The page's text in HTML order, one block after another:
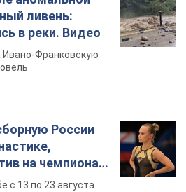
ливень:
в реки. Видео
Ивано-Франковскую
России
на чемпионат
с 13 по 23 августа